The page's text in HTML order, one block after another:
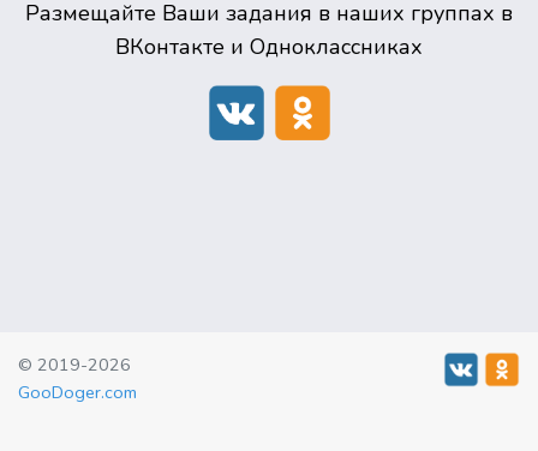
Размещайте Ваши задания в наших группах в
ВКонтакте и Одноклассниках
© 2019-2026
GooDoger.com